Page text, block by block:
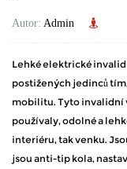
Autor: Admin
Lehké elektrické
postižených jedinců
mobilitu. Tyto invalidní
používaly, odolné a
interiéru, tak venku.
jsou anti-tip kola,